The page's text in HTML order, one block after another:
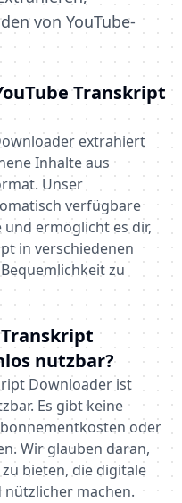
von YouTube-
Transkript
extrahiert
Inhalte aus
Unser
verfügbare
ermöglicht es dir,
in verschiedenen
zu
nutzbar?
Downloader ist
Es gibt keine
oder
Wir glauben daran,
bieten, die digitale
machen.